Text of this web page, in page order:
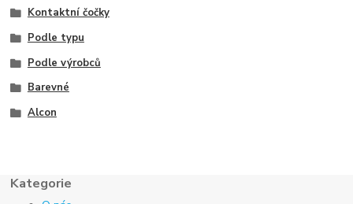
Kontaktní čočky
Podle typu
Podle výrobců
Barevné
Alcon
Kategorie